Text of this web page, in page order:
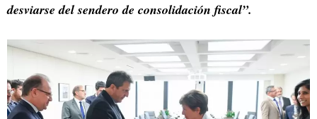
desviarse del sendero de consolidación fiscal”.